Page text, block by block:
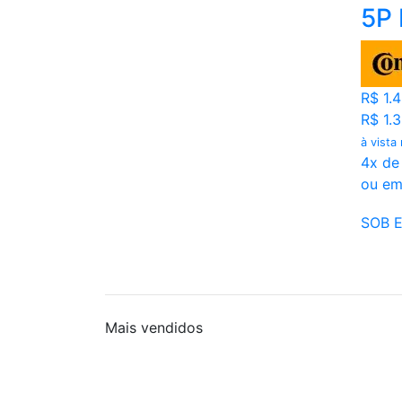
5P
R$
R$
à vista
4x
ou
SOB
Mais vendidos